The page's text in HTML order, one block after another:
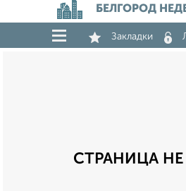
БЕЛГОРОД
Закладки
СТРАНИЦА